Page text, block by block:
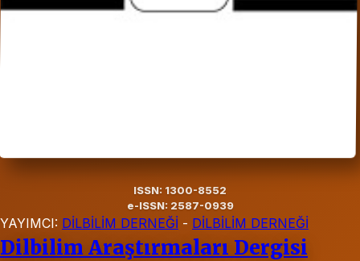
ISSN: 1300-8552
e-ISSN: 2587-0939
YAYIMCI: DİLBİLİM DERNEĞİ - DİLBİLİM DERNEĞİ
Dilbilim Araştırmaları Dergisi